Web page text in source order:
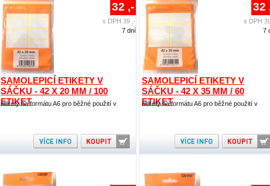
SAMOLEPICÍ ETIKETY V
SÁČKU - 42 X 20 MM / 100
ETIKET
etikety na formátu A6 pro běžné použití v
32 ,-
s DPH 39 ,-
7 dní
SAMOLEPICÍ ETIKETY V
SÁČKU - 42 X 35 MM / 60
ETIKET
etikety na formátu A6 pro běžné použití v
32
s DPH
7